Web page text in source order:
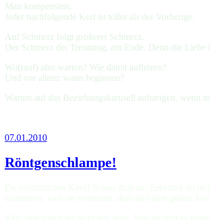
Man kompensiert.
Jeder nachfolgende Kerl ist toller als der Vorherige.
Auf Schmerz folgt größerer Schmerz.
Der Schmerz der Trennung, am Ende. Denn die Liebe
Wo(rauf) also warten? Wie damit aufhören?
Und vor allem: wann beginnen?
Warum auf das Beziehungskarusell aufsteigen, wenn
07.01.2010
Röntgenschlampe!